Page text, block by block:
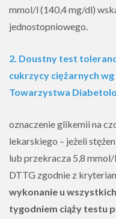
mmol/l (140,4 mg/dl)
jednostopniowego.
2. Doustny test
cukrzycy ciężarnych
Towarzystwa
oznaczenie glikemii na
lekarskiego – jeżeli
lub przekracza 5,8
DTTG zgodnie z
wykonanie u
tygodniem ciąży testu